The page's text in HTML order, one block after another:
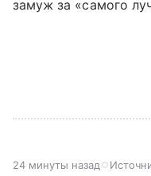
замуж за «самого
24 минуты назад